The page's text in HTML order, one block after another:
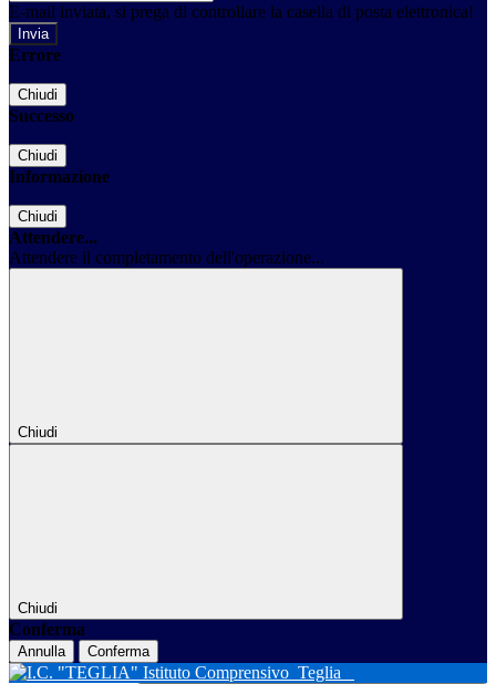
E-mail inviata, si prega di controllare la casella di posta elettronica!
Errore
Chiudi
Successo
Chiudi
Informazione
Chiudi
Attendere...
Attendere il completamento dell'operazione...
Chiudi
Chiudi
Conferma
Annulla Conferma
Istituto Comprensivo Teglia